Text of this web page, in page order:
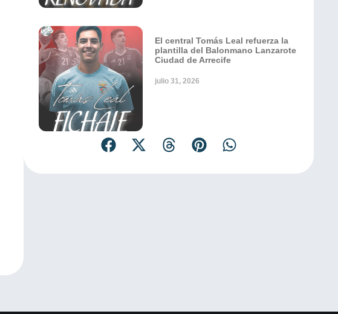
El central Tomás Leal refuerza la
plantilla del Balonmano Lanzarote
Ciudad de Arrecife
julio 31, 2026